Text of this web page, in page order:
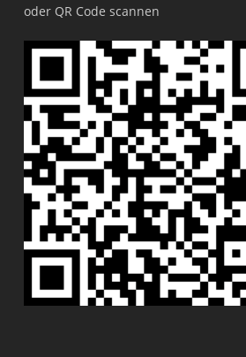
oder QR Code scannen